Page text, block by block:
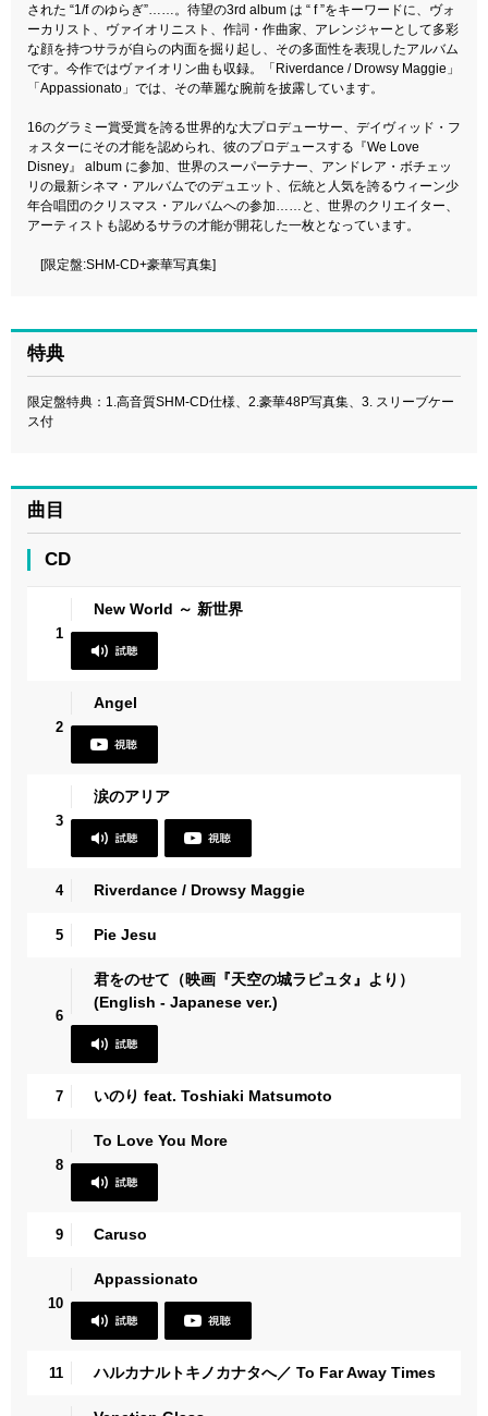
された “1/f のゆらぎ”……。待望の3rd album は “ f ”をキーワードに、ヴォ
ーカリスト、ヴァイオリニスト、作詞・作曲家、アレンジャーとして多彩
な顔を持つサラが自らの内面を掘り起し、その多面性を表現したアルバム
です。今作ではヴァイオリン曲も収録。「Riverdance / Drowsy Maggie」
「Appassionato」では、その華麗な腕前を披露しています。
16のグラミー賞受賞を誇る世界的な大プロデューサー、デイヴィッド・フ
ォスターにその才能を認められ、彼のプロデュースする『We Love
Disney』 album に参加、世界のスーパーテナー、アンドレア・ボチェッ
リの最新シネマ・アルバムでのデュエット、伝統と人気を誇るウィーン少
年合唱団のクリスマス・アルバムへの参加……と、世界のクリエイター、
アーティストも認めるサラの才能が開花した一枚となっています。
[限定盤:SHM-CD+豪華写真集]
特典
限定盤特典：1.高音質SHM-CD仕様、2.豪華48P写真集、3. スリーブケー
ス付
曲目
CD
1
New World ～ 新世界
2
Angel
3
涙のアリア
4 Riverdance / Drowsy Maggie
5 Pie Jesu
6
君をのせて（映画『天空の城ラピュタ』より）
(English - Japanese ver.)
7 いのり feat. Toshiaki Matsumoto
8
To Love You More
9 Caruso
10
Appassionato
11 ハルカナルトキノカナタへ／ To Far Away Times